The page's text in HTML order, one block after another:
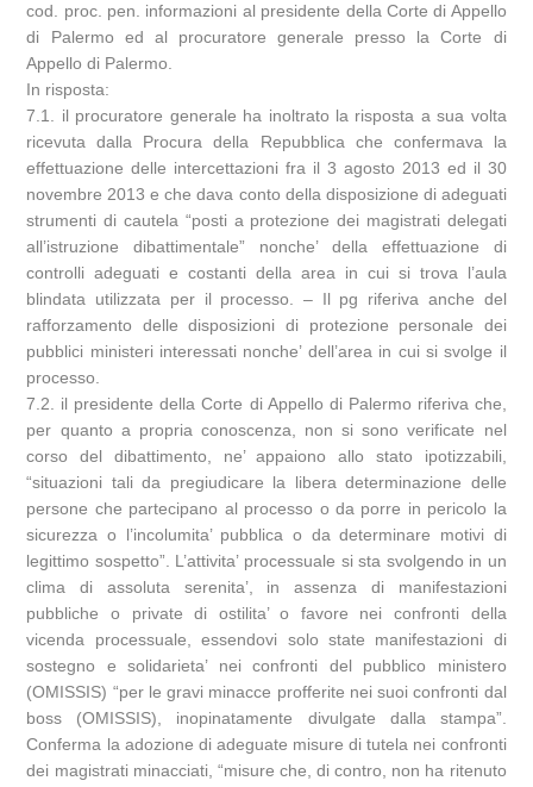
cod. proc. pen. informazioni al presidente della Corte di Appello
di Palermo ed al procuratore generale presso la Corte di
Appello di Palermo.
In risposta:
7.1. il procuratore generale ha inoltrato la risposta a sua volta
ricevuta dalla Procura della Repubblica che confermava la
effettuazione delle intercettazioni fra il 3 agosto 2013 ed il 30
novembre 2013 e che dava conto della disposizione di adeguati
strumenti di cautela “posti a protezione dei magistrati delegati
all’istruzione dibattimentale” nonche’ della effettuazione di
controlli adeguati e costanti della area in cui si trova l’aula
blindata utilizzata per il processo. – Il pg riferiva anche del
rafforzamento delle disposizioni di protezione personale dei
pubblici ministeri interessati nonche’ dell’area in cui si svolge il
processo.
7.2. il presidente della Corte di Appello di Palermo riferiva che,
per quanto a propria conoscenza, non si sono verificate nel
corso del dibattimento, ne’ appaiono allo stato ipotizzabili,
“situazioni tali da pregiudicare la libera determinazione delle
persone che partecipano al processo o da porre in pericolo la
sicurezza o l’incolumita’ pubblica o da determinare motivi di
legittimo sospetto”. L’attivita’ processuale si sta svolgendo in un
clima di assoluta serenita’, in assenza di manifestazioni
pubbliche o private di ostilita’ o favore nei confronti della
vicenda processuale, essendovi solo state manifestazioni di
sostegno e solidarieta’ nei confronti del pubblico ministero
(OMISSIS) “per le gravi minacce profferite nei suoi confronti dal
boss (OMISSIS), inopinatamente divulgate dalla stampa”.
Conferma la adozione di adeguate misure di tutela nei confronti
dei magistrati minacciati, “misure che, di contro, non ha ritenuto